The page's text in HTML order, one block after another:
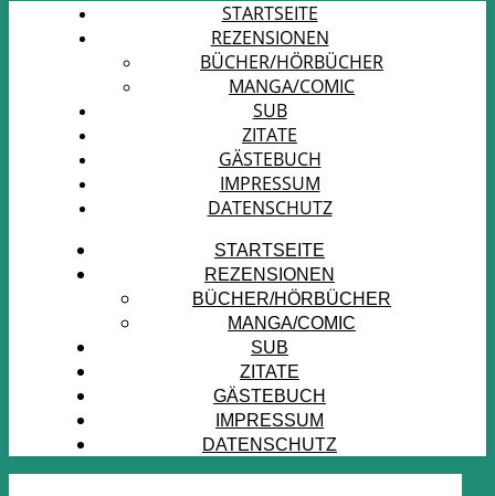
STARTSEITE
REZENSIONEN
BÜCHER/HÖRBÜCHER
MANGA/COMIC
SUB
ZITATE
GÄSTEBUCH
IMPRESSUM
DATENSCHUTZ
STARTSEITE
REZENSIONEN
BÜCHER/HÖRBÜCHER
MANGA/COMIC
SUB
ZITATE
GÄSTEBUCH
IMPRESSUM
DATENSCHUTZ